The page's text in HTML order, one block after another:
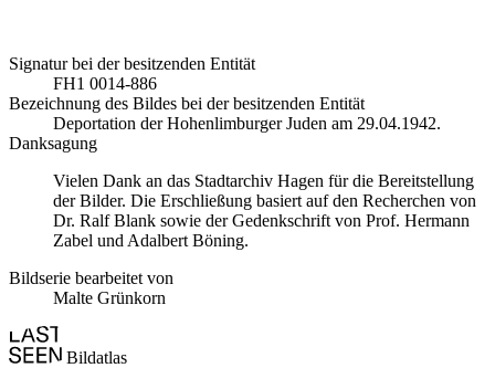
Signatur bei der besitzenden Entität
FH1 0014-886
Bezeichnung des Bildes bei der besitzenden Entität
Deportation der Hohenlimburger Juden am 29.04.1942.
Danksagung
Vielen Dank an das Stadtarchiv Hagen für die Bereitstellung
der Bilder. Die Erschließung basiert auf den Recherchen von
Dr. Ralf Blank sowie der Gedenkschrift von Prof. Hermann
Zabel und Adalbert Böning.
Bildserie bearbeitet von
Malte Grünkorn
Bildatlas